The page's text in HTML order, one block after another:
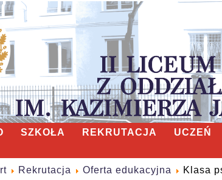
SZKOŁA REKRUTACJA UCZEŃ
Rekrutacja Oferta edukacyjna Klasa